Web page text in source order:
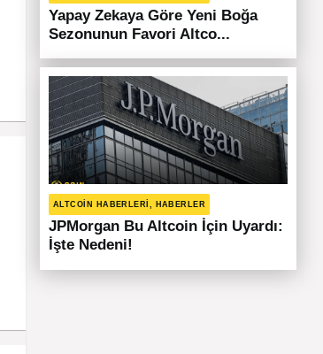
Yapay Zekaya Göre Yeni Boğa
Sezonunun Favori Altco...
ALTCOIN HABERLERI, HABERLER
JPMorgan Bu Altcoin İçin Uyardı:
İşte Nedeni!